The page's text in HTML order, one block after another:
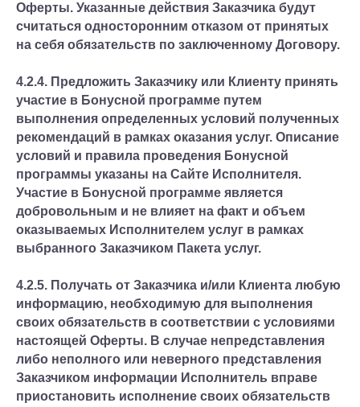
Оферты. Указанные действия Заказчика будут
считаться односторонним отказом от принятых
на себя обязательств по заключенному Договору.
4.2.4. Предложить Заказчику или Клиенту принять
участие в Бонусной программе путем
выполнения определенных условий полученных
рекомендаций в рамках оказания услуг. Описание
условий и правила проведения Бонусной
программы указаны на Сайте Исполнителя.
Участие в Бонусной программе является
добровольным и не влияет на факт и объем
оказываемых Исполнителем услуг в рамках
выбранного Заказчиком Пакета услуг.
4.2.5. Получать от Заказчика и/или Клиента любую
информацию, необходимую для выполнения
своих обязательств в соответствии с условиями
настоящей Оферты. В случае непредставления
либо неполного или неверного представления
Заказчиком информации Исполнитель вправе
приостановить исполнение своих обязательств